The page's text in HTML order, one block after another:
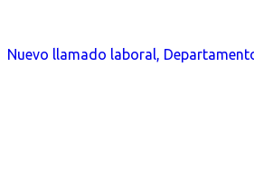
Nuevo llamado laboral,